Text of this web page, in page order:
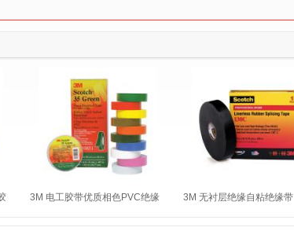
3M 电工胶带优质相色PVC绝缘
3M 无衬层绝缘自粘绝缘带